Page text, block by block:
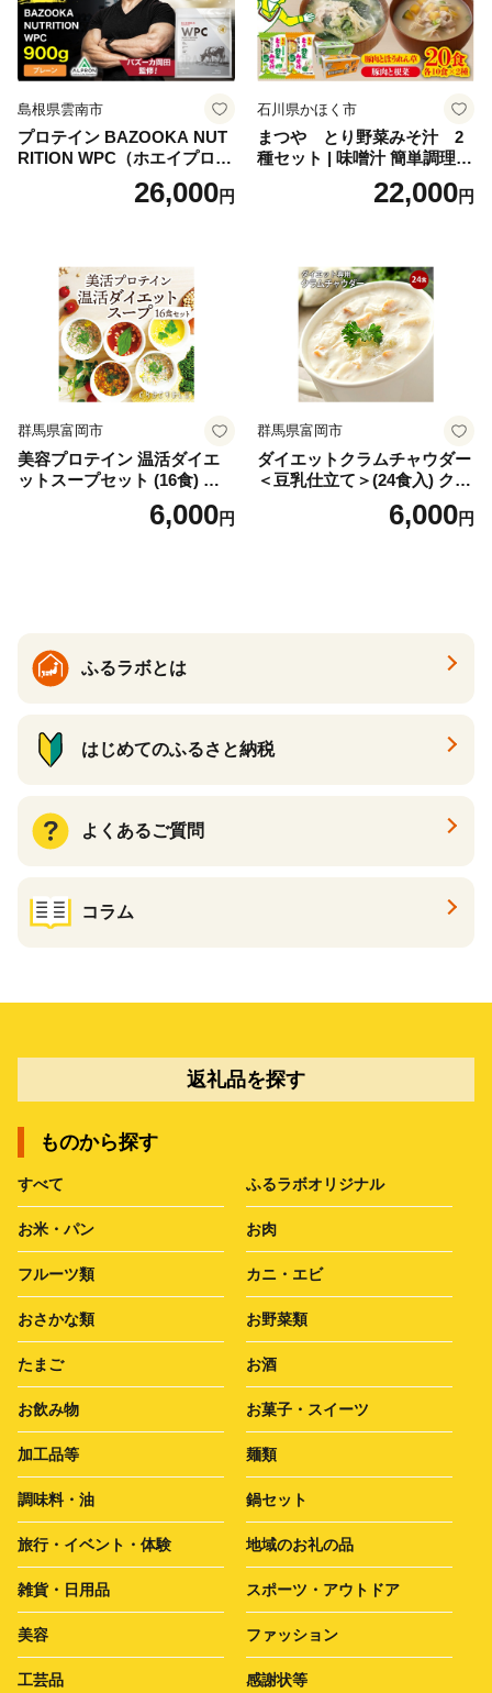
せち 御節 お節料理 正月 調理
不要 おせち料理2027
島根県雲南市
プロテイン BAZOOKA NUT
RITION WPC（ホエイプロテ
イン）＜プレーン＞ 900g｜
バズーカ岡田監修・植物由来
ロン [AIEN005]
26,000円
石川県かほく市
まつや とり野菜みそ汁 2
種セット | 味噌汁 簡単調理
お味噌 おみそ みそ とり野菜
時短料理 時短ごはん ご当地
22,000円
群馬県富岡市
美容プロテイン 温活ダイエ
ットスープセット (16食) 小
分け スープ 食べ比べ セット
詰合せ クラムチャウダー チ
6,000円
群馬県富岡市
ダイエットクラムチャウダー
＜豆乳仕立て＞(24食入) クラ
ムチャウダー 豆乳 ダイエッ
ト スープ プロテイン たんぱ
6,000円
ふるラボとは
はじめてのふるさと納税
よくあるご質問
コラム
返礼品を探す
ものから探す
すべて ふるラボオリジナル
お米・パン お肉
フルーツ類 カニ・エビ
おさかな類 お野菜類
たまご お酒
お飲み物 お菓子・スイーツ
加工品等 麺類
調味料・油 鍋セット
旅行・イベント・体験 地域のお礼の品
雑貨・日用品 スポーツ・アウトドア
美容 ファッション
工芸品 感謝状等